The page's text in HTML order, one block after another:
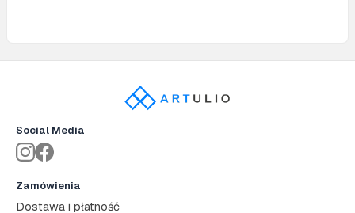
Zamówienia
Dostawa i płatność
Social Media